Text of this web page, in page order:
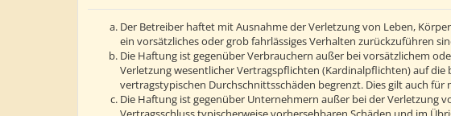
Der Betreiber haftet mit Ausnahme der Verletzung von Leben,
ein vorsätzliches oder grob fahrlässiges Verhalten zurückzuführen
Die Haftung ist gegenüber Verbrauchern außer bei vorsätzlichem
Verletzung wesentlicher Vertragspflichten (Kardinalpflichten) auf
vertragstypischen Durchschnittsschäden begrenzt. Dies gilt auch
Die Haftung ist gegenüber Unternehmern außer bei der Verletzung